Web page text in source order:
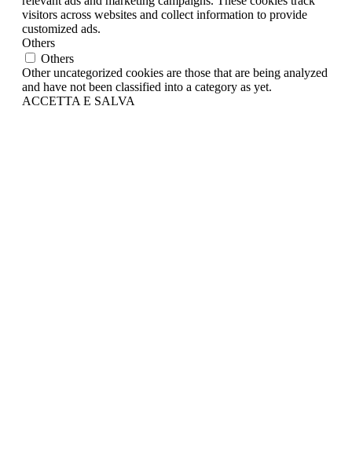
visitors across websites and collect information to provide
customized ads.
Others
Others
Other uncategorized cookies are those that are being analyzed
and have not been classified into a category as yet.
ACCETTA E SALVA